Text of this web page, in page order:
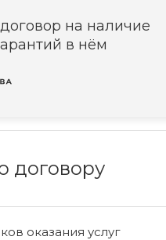
на наличие
в нём
договору
оказания услуг